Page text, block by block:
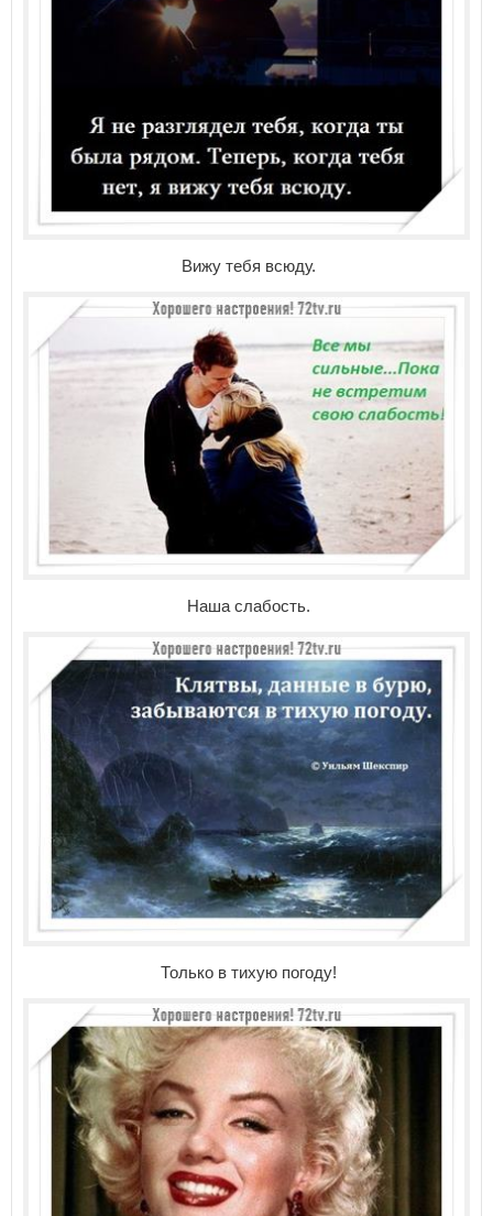
Вижу тебя всюду.
Наша слабость.
Только в тихую погоду!